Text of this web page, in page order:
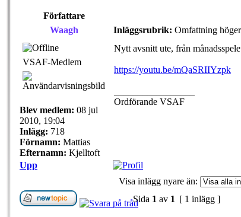
Författare
Waagh
Inläggsrubrik: Omfattning
VSAF-Medlem
Blev medlem: 08 jul
2010, 19:04
Inlägg: 718
Förnamn: Mattias
Efternamn: Kjelltoft
Nytt avsnitt ute, från
https://youtu.be/mQaSRIIYzpk
Ordförande VSAF
Upp
Visa inlägg nyare än:
Sida 1 av 1 [ 1 inlägg ]